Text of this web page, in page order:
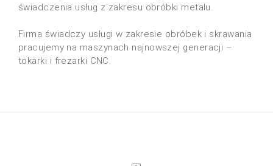
świadczenia usług z zakresu obróbki metalu.
Firma świadczy usługi w zakresie obróbek i skrawania
pracujemy na maszynach najnowszej generacji –
tokarki i frezarki CNC.